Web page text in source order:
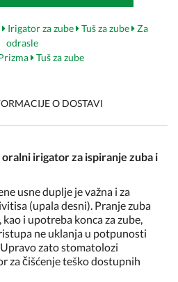
Irigator za zube Tuš za zube
Za
odrasle
Tuš za zube
O DOSTAVI
oralni irigatorza ispiranje zuba i
usne duplje je važna i za
(upala desni). Pranje zuba
i upotreba konca za zube,
ne uklanja u potpunosti
zato stomatolozi
za čišćenje teško dostupnih